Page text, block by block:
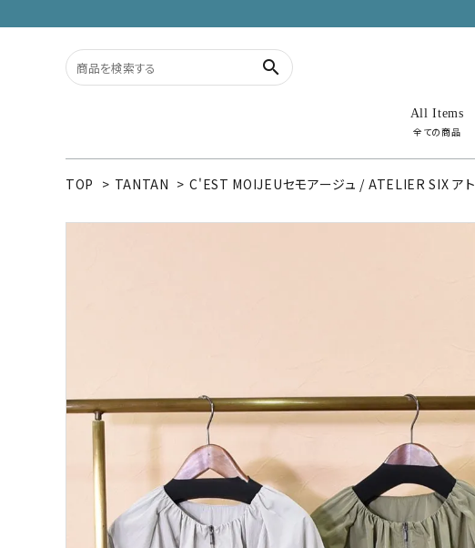
search
All Items
全ての商品
ACCOUNT MENU
ブランドから選ぶ
INFORMATION
TOP > TANTAN > C'EST MOIJEUセモアージュ / ATELIER SIX アト